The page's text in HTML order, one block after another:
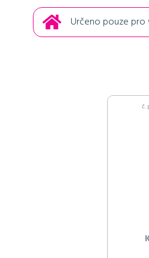
Určeno pouze
č.